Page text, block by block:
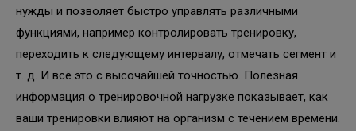
нужды и позволяет быстро управлять различными
функциями, например контролировать тренировку,
переходить к следующему интервалу, отмечать сегмент и
т. д. И всё это с высочайшей точностью. Полезная
информация о тренировочной нагрузке показывает, как
ваши тренировки влияют на организм с течением времени.